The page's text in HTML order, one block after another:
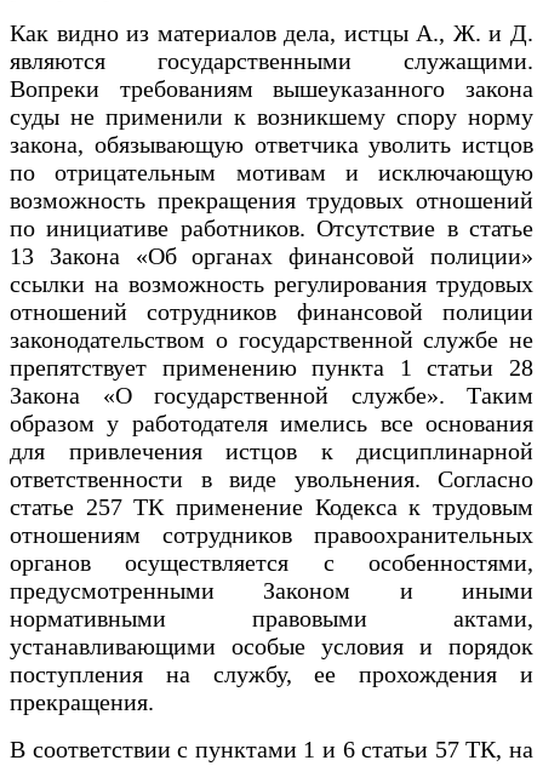
Как видно из материалов дела, истцы А., Ж. и Д.
являются государственными служащими.
Вопреки требованиям вышеуказанного закона
суды не применили к возникшему спору норму
закона, обязывающую ответчика уволить истцов
по отрицательным мотивам и исключающую
возможность прекращения трудовых отношений
по инициативе работников. Отсутствие в статье
13 Закона «Об органах финансовой полиции»
ссылки на возможность регулирования трудовых
отношений сотрудников финансовой полиции
законодательством о государственной службе не
препятствует применению пункта 1 статьи 28
Закона «О государственной службе». Таким
образом у работодателя имелись все основания
для привлечения истцов к дисциплинарной
ответственности в виде увольнения. Согласно
статье 257 ТК применение Кодекса к трудовым
отношениям сотрудников правоохранительных
органов осуществляется с особенностями,
предусмотренными Законом и иными
нормативными правовыми актами,
устанавливающими особые условия и порядок
поступления на службу, ее прохождения и
прекращения.
В соответствии с пунктами 1 и 6 статьи 57 ТК, на